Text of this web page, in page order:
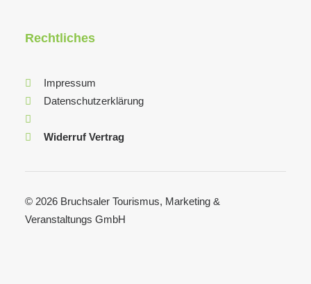
Rechtliches
Impressum
Datenschutzerklärung
Widerruf Vertrag
© 2026 Bruchsaler Tourismus, Marketing &
Veranstaltungs GmbH